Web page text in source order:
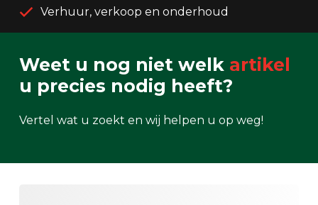
Verhuur, verkoop en onderhoud
Weet u nog niet welk artikel
u precies nodig heeft?
Vertel wat u zoekt en wij helpen u op weg!